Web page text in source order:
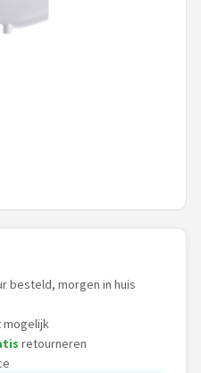
besteld, morgen in huis
mogelijk
retourneren